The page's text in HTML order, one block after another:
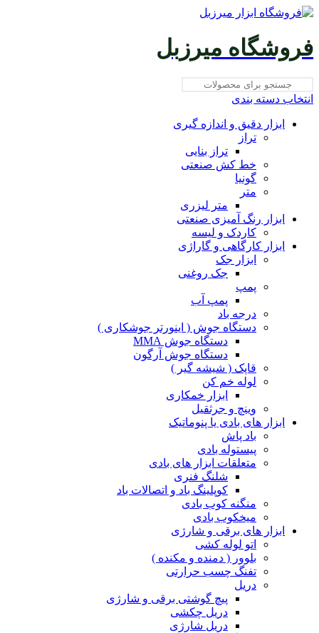
فروشگاه میرزبل
انتخاب دسته بندی
ابزار دقیق و اندازه گیری
تراز
تراز بنایی
خط کش صنعتی
گونیا
متر
متر لیزری
ابزار رنگ آمیزی صنعتی
کاردک و لیسه
ابزار کارگاهی و گاراژی
ابزار جک
جک روغنی
پمپ
پمپ آب
درجه باد
دستگاه جوش ( اینورتر جوشکاری )
دستگاه جوش MMA
دستگاه جوش آرگون
قاپک ( شیشه گیر )
لوله خم کن
ابزار خمکاری
وینچ و جرثقیل
ابزار های بادی یا پنوماتیک
باد پاش
پیستوله بادی
متعلقات ابزار های بادی
شلنگ فنری
کوپلینگ باد و اتصالات باد
منگنه کوب بادی
میخکوب بادی
ابزار های برقی و شارژی
اتو لوله کشی
بلوور ( دمنده و مکنده )
تفنگ چسب حرارتی
دریل
پیچ گوشتی برقی و شارژی
دریل چکشی
دریل شارژی